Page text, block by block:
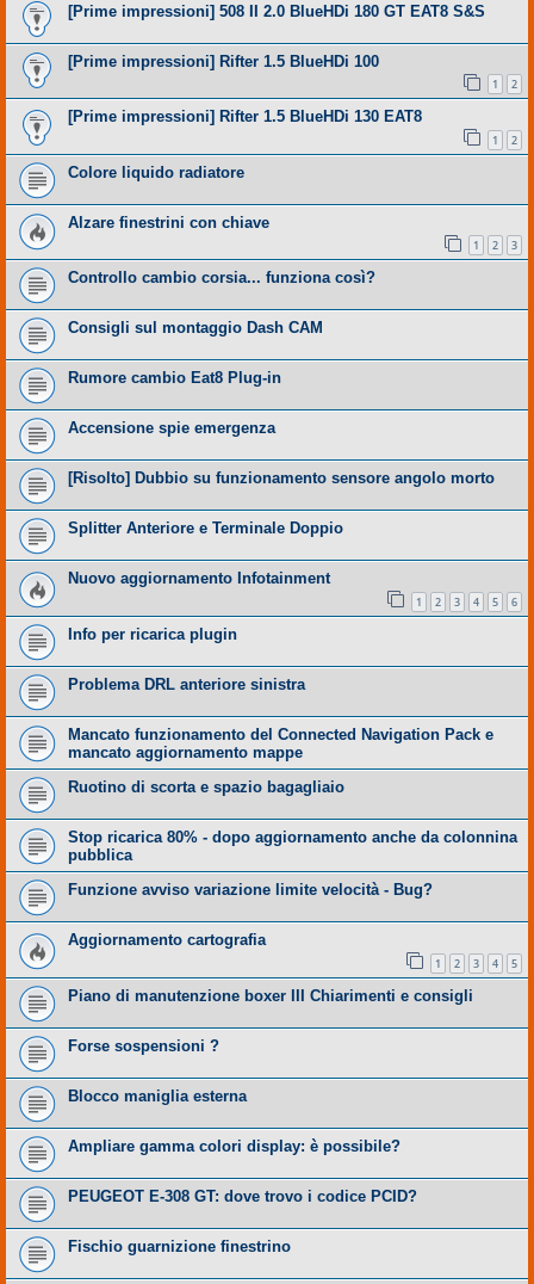
[Prime impressioni] 508 II 2.0 BlueHDi 180 GT EAT8 S&S
[Prime impressioni] Rifter 1.5 BlueHDi 100
1 2
[Prime impressioni] Rifter 1.5 BlueHDi 130 EAT8
1 2
Colore liquido radiatore
Alzare finestrini con chiave
1 2 3
Controllo cambio corsia... funziona così?
Consigli sul montaggio Dash CAM
Rumore cambio Eat8 Plug-in
Accensione spie emergenza
[Risolto] Dubbio su funzionamento sensore angolo morto
Splitter Anteriore e Terminale Doppio
Nuovo aggiornamento Infotainment
1 2 3 4 5 6
Info per ricarica plugin
Problema DRL anteriore sinistra
Mancato funzionamento del Connected Navigation Pack e
mancato aggiornamento mappe
Ruotino di scorta e spazio bagagliaio
Stop ricarica 80% - dopo aggiornamento anche da colonnina
pubblica
Funzione avviso variazione limite velocità - Bug?
Aggiornamento cartografia
1 2 3 4 5
Piano di manutenzione boxer III Chiarimenti e consigli
Forse sospensioni ?
Blocco maniglia esterna
Ampliare gamma colori display: è possibile?
PEUGEOT E-308 GT: dove trovo i codice PCID?
Fischio guarnizione finestrino